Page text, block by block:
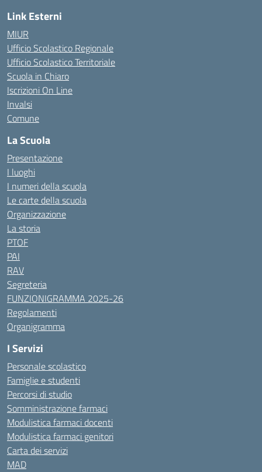
Link Esterni
MIUR
Ufficio Scolastico Regionale
Ufficio Scolastico Territoriale
Scuola in Chiaro
Iscrizioni On Line
Invalsi
Comune
La Scuola
Presentazione
I luoghi
I numeri della scuola
Le carte della scuola
Organizzazione
La storia
PTOF
PAI
RAV
Segreteria
FUNZIONIGRAMMA 2025-26
Regolamenti
Organigramma
I Servizi
Personale scolastico
Famiglie e studenti
Percorsi di studio
Somministrazione farmaci
Modulistica farmaci docenti
Modulistica farmaci genitori
Carta dei servizi
MAD